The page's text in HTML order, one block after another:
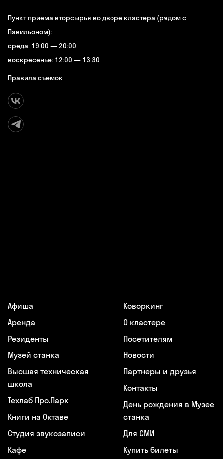
Пункт приема вторсырья во дворе кластера (рядом с
Павильоном):
среда: 19:00 — 20:00
воскресенье: 12:00 — 13:30
Правила съемок
Афиша
Аренда
Резиденты
Музей станка
Высшая техническая
школа
Техлаб Про.Парк
Книги на Октаве
Студия звукозаписи
Кафе
Коворкинг
О кластере
Посетителям
Новости
Партнеры и друзья
Контакты
День рождения в Музее
станка
Для СМИ
Купить билеты